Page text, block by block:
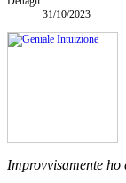
31/10/2023
Improvvisamente ho